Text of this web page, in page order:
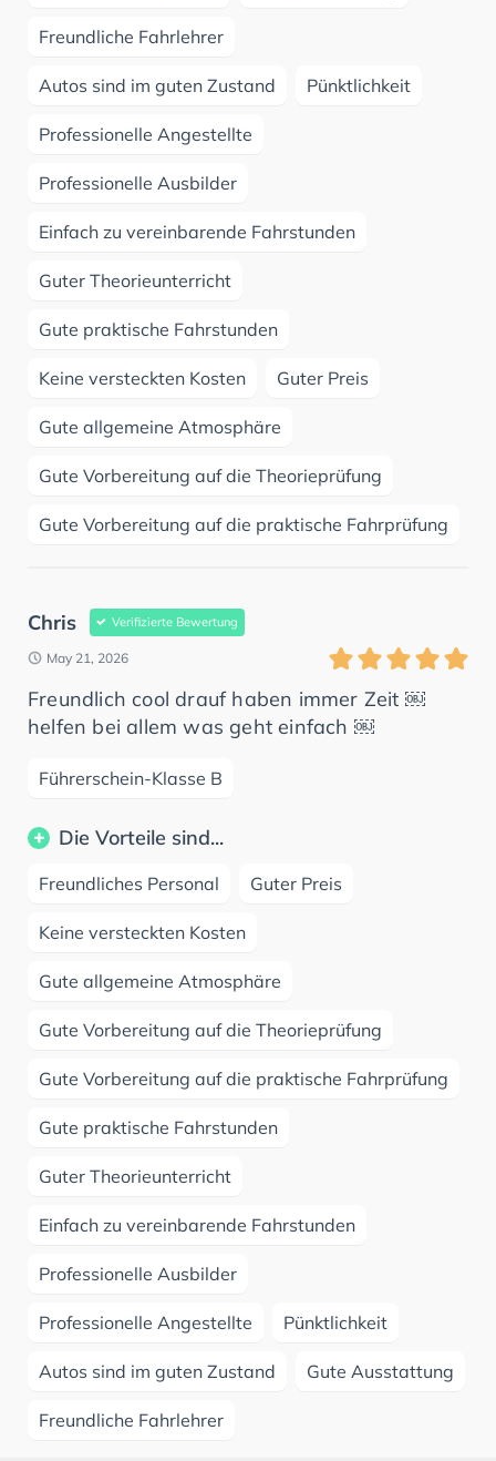
Freundliche Fahrlehrer
Autos sind im guten Zustand Pünktlichkeit
Professionelle Angestellte
Professionelle Ausbilder
Einfach zu vereinbarende Fahrstunden
Guter Theorieunterricht
Gute praktische Fahrstunden
Keine versteckten Kosten Guter Preis
Gute allgemeine Atmosphäre
Gute Vorbereitung auf die Theorieprüfung
Gute Vorbereitung auf die praktische Fahrprüfung
Chris Verifizierte Bewertung
May 21, 2026
Freundlich cool drauf haben immer Zeit ￼
helfen bei allem was geht einfach ￼
Führerschein-Klasse B
Die Vorteile sind...
Freundliches Personal Guter Preis
Keine versteckten Kosten
Gute allgemeine Atmosphäre
Gute Vorbereitung auf die Theorieprüfung
Gute Vorbereitung auf die praktische Fahrprüfung
Gute praktische Fahrstunden
Guter Theorieunterricht
Einfach zu vereinbarende Fahrstunden
Professionelle Ausbilder
Professionelle Angestellte Pünktlichkeit
Autos sind im guten Zustand Gute Ausstattung
Freundliche Fahrlehrer